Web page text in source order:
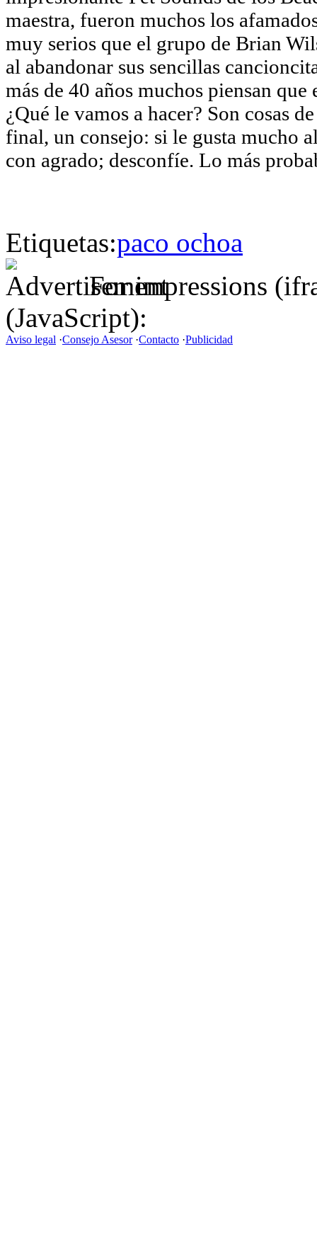
maestra, fueron muchos los
muy serios que el grupo de Brian
al abandonar sus sencillas
más de 40 años muchos piensan
¿Qué le vamos a hacer? Son cosas
final, un consejo: si le gusta mucho
con agrado; desconfíe. Lo más
Etiquetas:paco ochoa
For impressions
(JavaScript):
Aviso legal ·Consejo Asesor·Contacto ·Publicidad